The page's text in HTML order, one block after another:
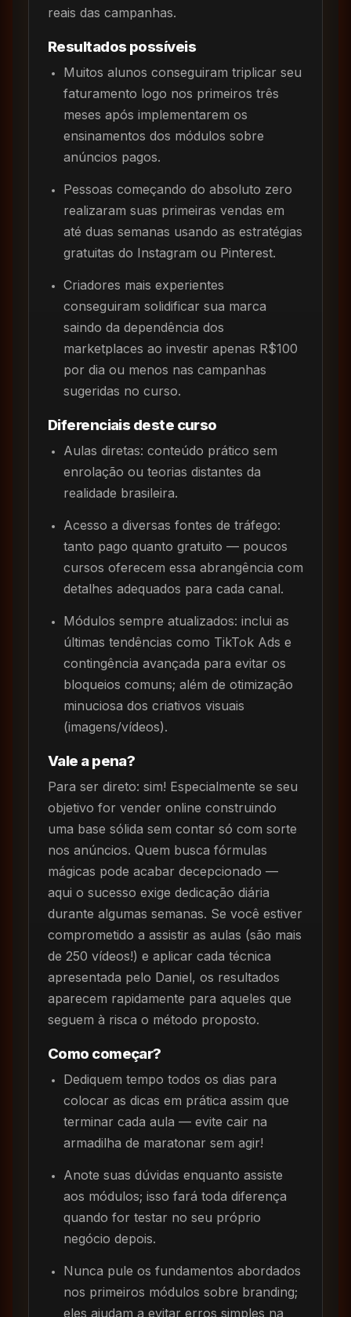
reais das campanhas.
Resultados possíveis
Muitos alunos conseguiram triplicar seu
faturamento logo nos primeiros três
meses após implementarem os
ensinamentos dos módulos sobre
anúncios pagos.
Pessoas começando do absoluto zero
realizaram suas primeiras vendas em
até duas semanas usando as estratégias
gratuitas do Instagram ou Pinterest.
Criadores mais experientes
conseguiram solidificar sua marca
saindo da dependência dos
marketplaces ao investir apenas R$100
por dia ou menos nas campanhas
sugeridas no curso.
Diferenciais deste curso
Aulas diretas: conteúdo prático sem
enrolação ou teorias distantes da
realidade brasileira.
Acesso a diversas fontes de tráfego:
tanto pago quanto gratuito — poucos
cursos oferecem essa abrangência com
detalhes adequados para cada canal.
Módulos sempre atualizados: inclui as
últimas tendências como TikTok Ads e
contingência avançada para evitar os
bloqueios comuns; além de otimização
minuciosa dos criativos visuais
(imagens/vídeos).
Vale a pena?
Para ser direto: sim! Especialmente se seu
objetivo for vender online construindo
uma base sólida sem contar só com sorte
nos anúncios. Quem busca fórmulas
mágicas pode acabar decepcionado —
aqui o sucesso exige dedicação diária
durante algumas semanas. Se você estiver
comprometido a assistir as aulas (são mais
de 250 vídeos!) e aplicar cada técnica
apresentada pelo Daniel, os resultados
aparecem rapidamente para aqueles que
seguem à risca o método proposto.
Como começar?
Dediquem tempo todos os dias para
colocar as dicas em prática assim que
terminar cada aula — evite cair na
armadilha de maratonar sem agir!
Anote suas dúvidas enquanto assiste
aos módulos; isso fará toda diferença
quando for testar no seu próprio
negócio depois.
Nunca pule os fundamentos abordados
nos primeiros módulos sobre branding;
eles ajudam a evitar erros simples na